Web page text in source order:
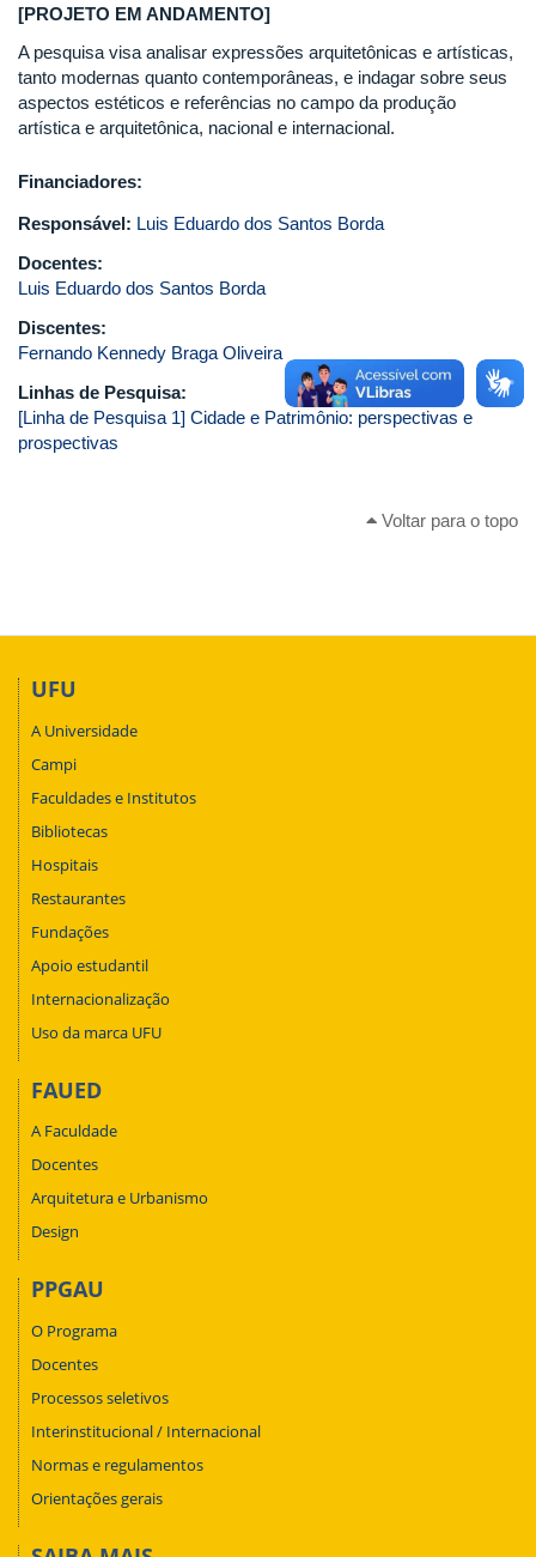
[PROJETO EM ANDAMENTO]
A pesquisa visa analisar expressões arquitetônicas e artísticas,
tanto modernas quanto contemporâneas, e indagar sobre seus
aspectos estéticos e referências no campo da produção
artística e arquitetônica, nacional e internacional.
Financiadores:
Responsável: Luis Eduardo dos Santos Borda
Docentes:
Luis Eduardo dos Santos Borda
Discentes:
Fernando Kennedy Braga Oliveira
Linhas de Pesquisa:
[Linha de Pesquisa 1] Cidade e Patrimônio: perspectivas e
prospectivas
Voltar para o topo
UFU
A Universidade
Campi
Faculdades e Institutos
Bibliotecas
Hospitais
Restaurantes
Fundações
Apoio estudantil
Internacionalização
Uso da marca UFU
FAUED
A Faculdade
Docentes
Arquitetura e Urbanismo
Design
PPGAU
O Programa
Docentes
Processos seletivos
Interinstitucional / Internacional
Normas e regulamentos
Orientações gerais